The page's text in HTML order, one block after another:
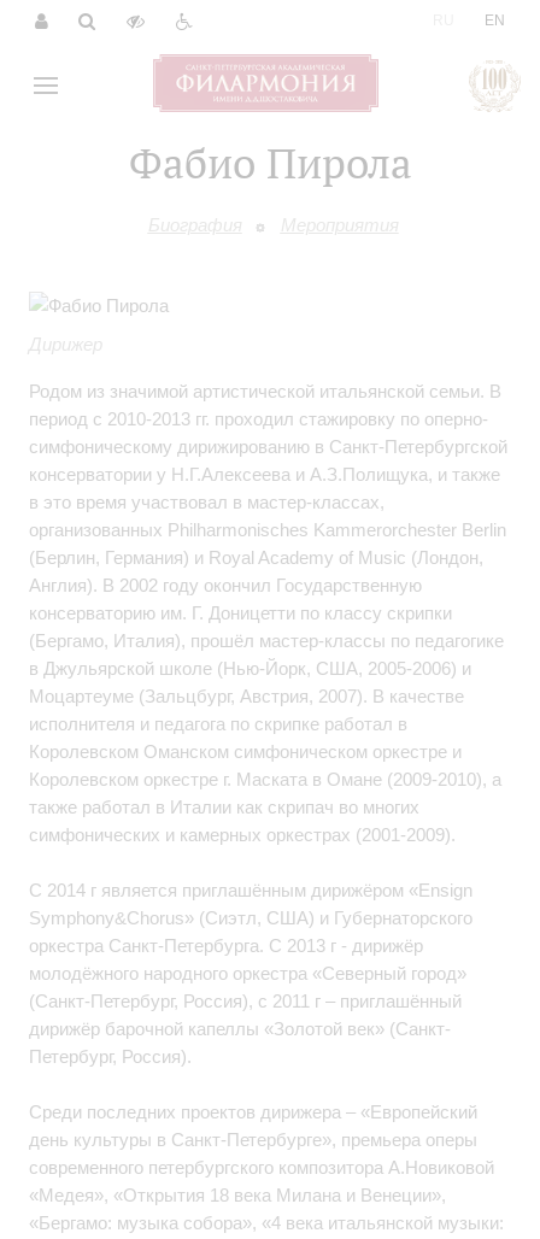
EN
Фабио Пирола
Биография Мероприятия
Дирижер
Родом из значимой артистической итальянской семьи. В
период с 2010-2013 гг. проходил стажировку по оперно-
симфоническому дирижированию в Санкт-Петербургской
консерватории у Н.Г.Алексеева и А.З.Полищука, и также
в это время участвовал в мастер-классах,
организованных Philharmonisches Kammerorchester Berlin
(Берлин, Германия) и Royal Academy of Music (Лондон,
Англия). В 2002 году окончил Государственную
консерваторию им. Г. Доницетти по классу скрипки
(Бергамо, Италия), прошёл мастер-классы по педагогике
в Джульярской школе (Нью-Йорк, США, 2005-2006) и
Моцартеуме (Зальцбург, Австрия, 2007). В качестве
исполнителя и педагога по скрипке работал в
Королевском Оманском симфоническом оркестре и
Королевском оркестре г. Маската в Омане (2009-2010), а
также работал в Италии как скрипач во многих
симфонических и камерных оркестрах (2001-2009).
С 2014 г является приглашённым дирижёром «Ensign
Symphony&Chorus» (Сиэтл, США) и Губернаторского
оркестра Санкт-Петербурга. С 2013 г - дирижёр
молодёжного народного оркестра «Северный город»
(Санкт-Петербург, Россия), c 2011 г – приглашённый
дирижёр барочной капеллы «Золотой век» (Санкт-
Петербург, Россия).
Среди последних проектов дирижера – «Европейский
день культуры в Санкт-Петербурге», премьера оперы
современного петербургского композитора А.Новиковой
«Медея», «Открытия 18 века Милана и Венеции»,
«Бергамо: музыка собора», «4 века итальянской музыки: